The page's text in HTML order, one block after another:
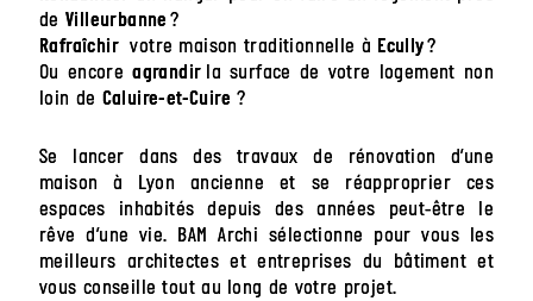
de Villeurbanne ?
Rafraîchirvotre maison traditionnelle à Ecully ?
Ou encoreagrandir la surface de votre logement non
loin de Caluire-et-Cuire ?
Se lancer dans des travaux de rénovation d’une
maison à Lyon ancienne et se réapproprier ces
espaces inhabités depuis des années peut-être le
rêve d’une vie. BAM Archi sélectionne pour vous les
meilleurs architectes et entreprises du bâtiment et
vous conseille tout au long de votre projet.